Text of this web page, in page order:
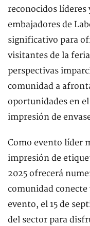
reconocidos
embajadores de
significativo para
visitantes de la
perspectivas
comunidad a
oportunidades en
impresión de
Como evento líder
impresión de
2025 ofrecerá
comunidad conecte
evento, el 15 de
del sector para